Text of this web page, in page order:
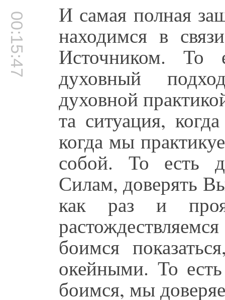
00:15:47 И самая полная
находимся в
Источником. То
духовный
духовной
та ситуация,
когда мы
собой. То есть
Силам, доверять
как раз и
боимся
окейными. То
боимся, мы